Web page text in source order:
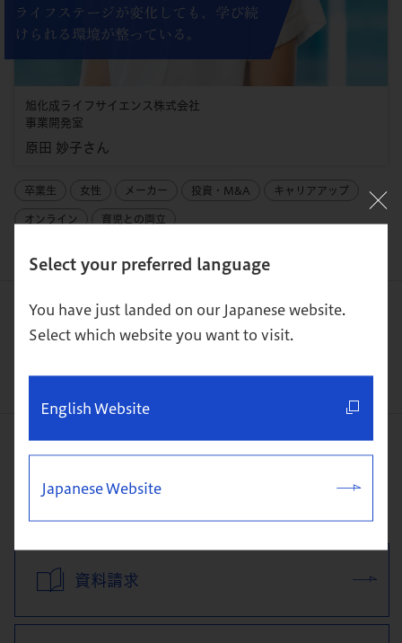
Select your preferred language
You have just landed on our Japanese website.
Select which website you want to visit.
English Website
Japanese Website
ライフステージが変化しても、学び続
けられる環境が整っている。
旭化成ライフサイエンス株式会社
事業開発室
原田 妙子さん
卒業生 女性 メーカー 投資・M&A キャリアアップ
オンライン 育児との両立
ページをシェアする
体験クラス&説明会
資料請求